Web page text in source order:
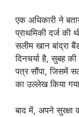
एक अधिकारी ने
प्राथमिकी दर्ज की
सलीम खान बांद्रा
दिनचर्या है, सुबह
पत्र सौंपा, जिसमें
का उल्लेख किया
बाद में, अपने